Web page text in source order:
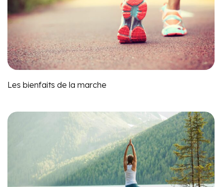
Les bienfaits de la marche